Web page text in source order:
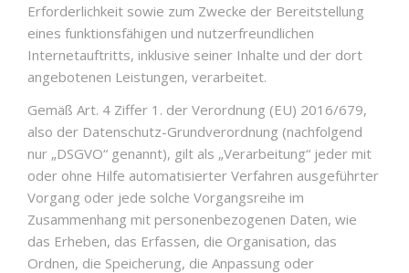
Erforderlichkeit sowie zum Zwecke der Bereitstellung
eines funktionsfähigen und nutzerfreundlichen
Internetauftritts, inklusive seiner Inhalte und der dort
angebotenen Leistungen, verarbeitet.
Gemäß Art. 4 Ziffer 1. der Verordnung (EU) 2016/679,
also der Datenschutz-Grundverordnung (nachfolgend
nur „DSGVO“ genannt), gilt als „Verarbeitung“ jeder mit
oder ohne Hilfe automatisierter Verfahren ausgeführter
Vorgang oder jede solche Vorgangsreihe im
Zusammenhang mit personenbezogenen Daten, wie
das Erheben, das Erfassen, die Organisation, das
Ordnen, die Speicherung, die Anpassung oder